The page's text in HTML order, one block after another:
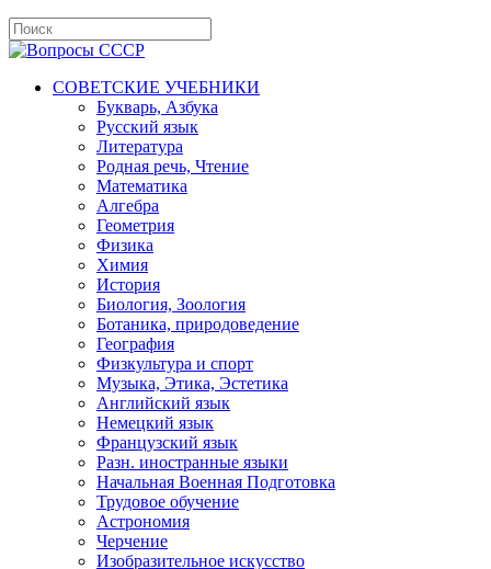
СОВЕТСКИЕ УЧЕБНИКИ
Букварь, Азбука
Русский язык
Литература
Родная речь, Чтение
Математика
Алгебра
Геометрия
Физика
Химия
История
Биология, Зоология
Ботаника, природоведение
География
Физкультура и спорт
Музыка, Этика, Эстетика
Английский язык
Немецкий язык
Французский язык
Разн. иностранные языки
Начальная Военная Подготовка
Трудовое обучение
Астрономия
Черчение
Изобразительное искусство